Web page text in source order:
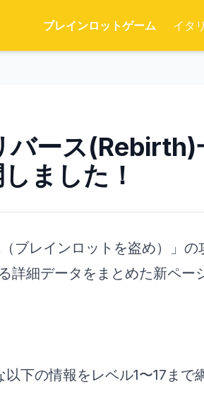
ブレインロットゲーム イタ
ース(Rebirth)
ました！
ブレインロットを盗め）」の
細データをまとめた新ペー
下の情報をレベル1〜17まで